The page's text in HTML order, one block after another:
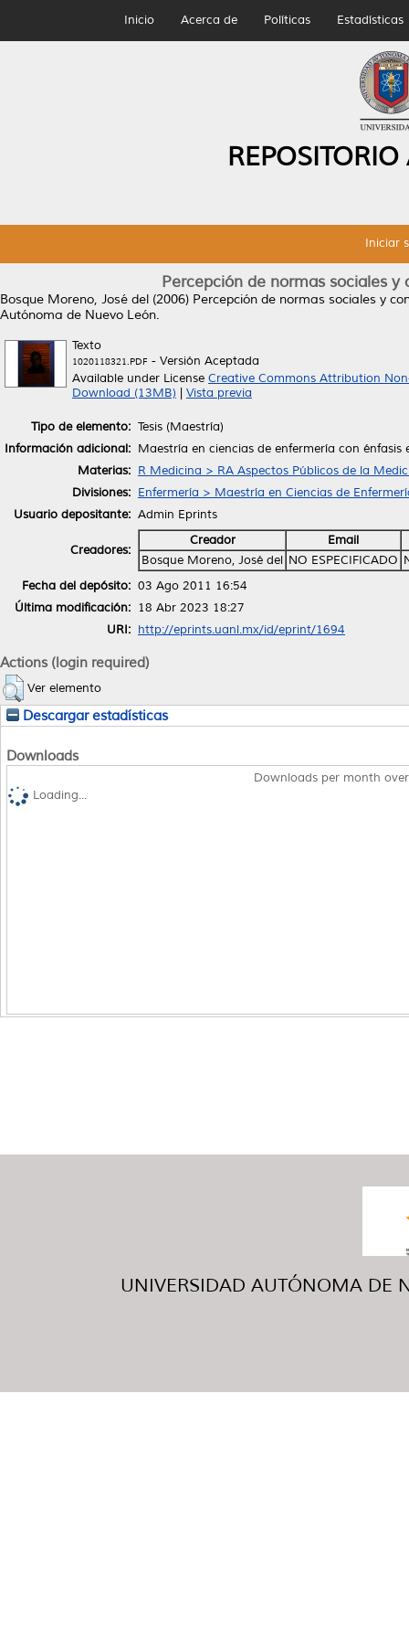
Inicio Acerca de Políticas Estadísticas
Iniciar
Percepción de normas sociales
Bosque Moreno, José del (2006) Percepción de normas sociales y
Autónoma de Nuevo León.
Texto
1020118321.PDF - Versión Aceptada
Available under License Creative Commons Attribution
Download (13MB)
Vista previa
Tipo de elemento: Tesis (Maestría)
Información adicional: Maestría en ciencias de enfermería con
Materias: R Medicina > RA Aspectos Públicos de la
Divisiones: Enfermería > Maestría en Ciencias de
Usuario depositante: Admin Eprints
Creadores:
Creador
Email
Bosque Moreno, José del NO ESPECIFICADO
Fecha del depósito: 03 Ago 2011 16:54
Última modificación: 18 Abr 2023 18:27
URI: http://eprints.uanl.mx/id/eprint/1694
Actions (login required)
Ver elemento
Descargar estadísticas
Downloads
Downloads per month
Loading...
UNIVERSIDAD AUTÓNOMA DE